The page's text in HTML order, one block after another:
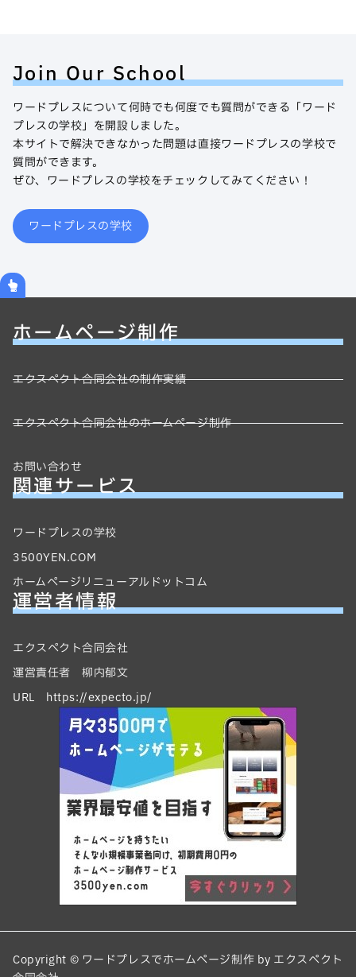
Join Our School
ワードプレスについて何時でも何度でも質問ができる「ワード
プレスの学校」を開設しました。
本サイトで解決できなかった問題は直接ワードプレスの学校で
質問ができます。
ぜひ、ワードプレスの学校をチェックしてみてください！
ワードプレスの学校
ホームページ制作
エクスペクト合同会社の制作実績
エクスペクト合同会社のホームページ制作
お問い合わせ
関連サービス
ワードプレスの学校
3500YEN.COM
ホームページリニューアルドットコム
運営者情報
エクスペクト合同会社
運営責任者 柳内郁文
URL https://expecto.jp/
Copyright © ワードプレスでホームページ制作 by エクスペクト